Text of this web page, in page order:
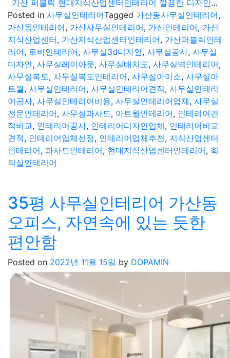
가산 퍼블릭 현대지식산업센터인테리어 깔끔한 디자인과 실용적인 레이아웃
Posted in 사무실인테리어Tagged 가산동사무실인테리어,
가산동인테리어, 가산사무실인테리어, 가산인테리어, 가산
지식산업센터, 가산지식산업센터인테리어, 가산퍼블릭인테
리어, 로비인테리어, 사무실3d디자인, 사무실공사, 사무실
디자인, 사무실레이아웃, 사무실배치도, 사무실벽인테리어,
사무실복도, 사무실복도인테리어, 사무실아이소, 사무실아
트월, 사무실인테리어, 사무실인테리어견적, 사무실인테리
어공사, 사무실인테리어비용, 사무실인테리어업체, 사무실
전문인테리어, 사무실파사드, 아트월인테리어, 인테리어견
적비교, 인테리어공사, 인테리어디자인업체, 인테리어비교
견적, 인테리어업체선정, 인테리어업체추천, 지식산업센터
인테리어, 파사드인테리어, 현대지식산업센터인테리어, 회
의실인테리어
35평 사무실인테리어 가산동
오피스, 자연속에 있는 듯한
편안함
Posted on 2022년 11월 15일 by DOPAMIN